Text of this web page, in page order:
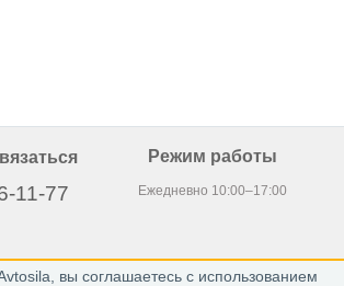
вы соглашаетесь с использованием
11-77
Режим работы
Ежедневно 10:00–17:00